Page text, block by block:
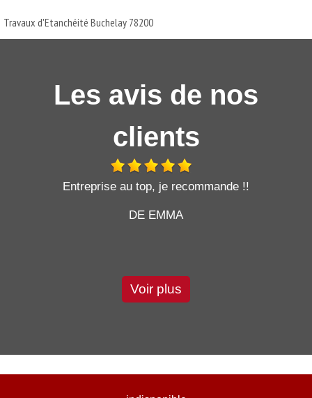
Travaux d'Etanchéité Buchelay 78200
Les avis de nos
clients
Entreprise au top, je recommande !!
DE EMMA
Voir plus